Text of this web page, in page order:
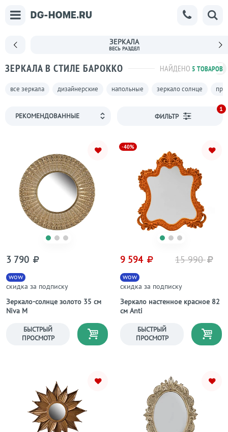
ЗЕРКАЛА
ЗЕРКАЛА В СТИЛЕ БАРОККО НАЙДЕНО 5 ТОВАРОВ
все зеркала дизайнерские напольные зеркало солнце
ФИЛЬТР
1
Зеркало-солнце золото 35 см
Niva M
wow
скидка за подписку
3 790
БЫСТРЫЙ
ПРОСМОТР
-40%
Зеркало настенное красное 82
см Anti
wow
скидка за подписку
9 594 15 990
БЫСТРЫЙ
ПРОСМОТР